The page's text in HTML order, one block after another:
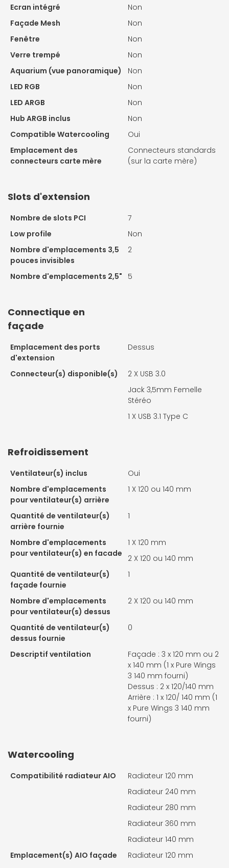
Ecran intégré
Non
Façade Mesh
Non
Fenêtre
Non
Verre trempé
Non
Aquarium (vue panoramique)
Non
LED RGB
Non
LED ARGB
Non
Hub ARGB inclus
Non
Compatible Watercooling
Oui
Emplacement des
connecteurs carte mère
Connecteurs standards
(sur la carte mère)
Slots d'extension
Nombre de slots PCI
7
Low profile
Non
Nombre d'emplacements 3,5
pouces invisibles
2
Nombre d'emplacements 2,5" 5
Connectique en
façade
Emplacement des ports
d'extension
Dessus
Connecteur(s) disponible(s) 2 X USB 3.0
Jack 3,5mm Femelle
Stéréo
1 X USB 3.1 Type C
Refroidissement
Ventilateur(s) inclus
Oui
Nombre d'emplacements
pour ventilateur(s) arrière
1 X 120 ou 140 mm
Quantité de ventilateur(s)
arrière fournie
1
Nombre d'emplacements
pour ventilateur(s) en facade
1 X 120 mm
2 X 120 ou 140 mm
Quantité de ventilateur(s)
façade fournie
1
Nombre d'emplacements
pour ventilateur(s) dessus
2 X 120 ou 140 mm
Quantité de ventilateur(s)
dessus fournie
0
Descriptif ventilation
Façade : 3 x 120 mm ou 2
x 140 mm (1 x Pure Wings
3 140 mm fourni)
Dessus : 2 x 120/140 mm
Arrière : 1 x 120/ 140 mm (1
x Pure Wings 3 140 mm
fourni)
Watercooling
Compatibilité radiateur AIO
Radiateur 120 mm
Radiateur 240 mm
Radiateur 280 mm
Radiateur 360 mm
Radiateur 140 mm
Emplacement(s) AIO façade
Radiateur 120 mm